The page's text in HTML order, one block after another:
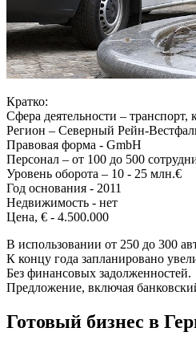
Кратко:
Сфера деятельности – транспорт,
Регион – Северный Рейн-
Правовая форма - GmbH
Персонал – от 100 до 500
Уровень оборота – 10 - 25 млн.€
Год основания - 2011
Недвижимость - нет
Цена, € - 4.500.000
В использовании от 250 до 300
К концу года запланировано
Без финансовых задолженностей.
Предложение, включая
Готовый бизнес в